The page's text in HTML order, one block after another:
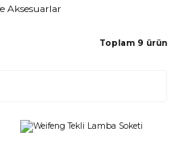
Aksesuarlar
Toplam 9 ürün